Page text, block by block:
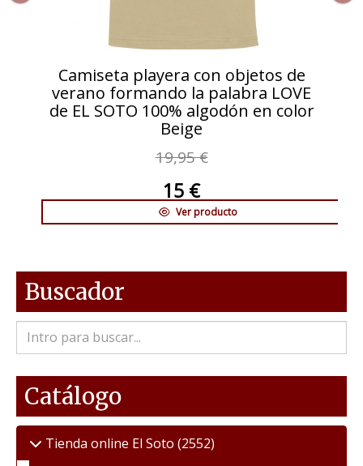
Camiseta playera con objetos de
verano formando la palabra LOVE
de EL SOTO 100% algodón en color
Beige
19,95 €
15 €
Ver producto
Buscador
Catálogo
Tienda online El Soto (2552)